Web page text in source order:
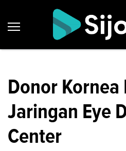
Donor
Jaringan Eye
Center